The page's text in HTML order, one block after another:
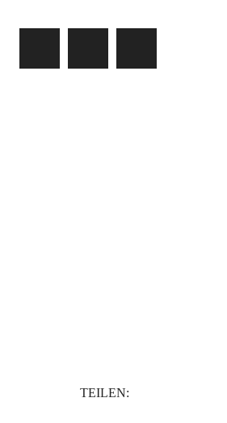
TEILEN: